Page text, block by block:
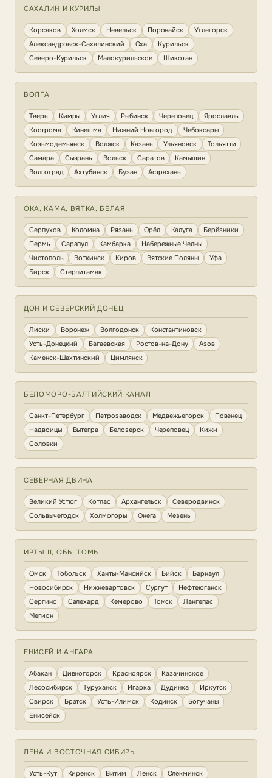
САХАЛИН И КУРИЛЫ
Корсаков Холмск Невельск Поронайск
Углегорск
Александровск-Сахалинский
Оха
Курильск
Северо-Курильск
Малокурильское Шикотан
ВОЛГА
Тверь Кимры Углич Рыбинск Череповец
Ярославль
Кострома
Кинешма Нижний Новгород
Чебоксары
Козьмодемьянск
Волжск Казань Ульяновск
Тольятти
Самара
Сызрань Вольск Саратов
Камышин
Волгоград
Ахтубинск Бузан Астрахань
ОКА, КАМА, ВЯТКА, БЕЛАЯ
Серпухов Коломна Рязань Орёл Калуга
Берёзники
Пермь
Сарапул Камбарка
Набережные Челны
Чистополь
Воткинск Киров Вятские Поляны
Уфа
Бирск
Стерлитамак
ДОН И СЕВЕРСКИЙ ДОНЕЦ
Лиски Воронеж Волгодонск
Константиновск
Усть-Донецкий
Багаевская Ростов-на-Дону
Азов
Каменск-Шахтинский
Цимлянск
БЕЛОМОРО-БАЛТИЙСКИЙ КАНАЛ
Санкт-Петербург Петрозаводск Медвежьегорск
Повенец
Надвоицы
Вытегра Белозерск Череповец
Кижи
Соловки
СЕВЕРНАЯ ДВИНА
Великий Устюг Котлас Архангельск
Северодвинск
Сольвычегодск
Холмогоры Онега Мезень
ИРТЫШ, ОБЬ, ТОМЬ
Омск Тобольск Ханты-Мансийск Бийск
Барнаул
Новосибирск
Нижневартовск Сургут
Нефтеюганск
Сергино
Салехард Кемерово Томск
Лангепас
Мегион
ЕНИСЕЙ И АНГАРА
Абакан Дивногорск Красноярск
Казачинское
Лесосибирск
Туруханск Игарка Дудинка
Иркутск
Свирск
Братск Усть-Илимск Кодинск
Богучаны
Енисейск
ЛЕНА И ВОСТОЧНАЯ СИБИРЬ
Усть-Кут Киренск Витим Ленск
Олёкминск